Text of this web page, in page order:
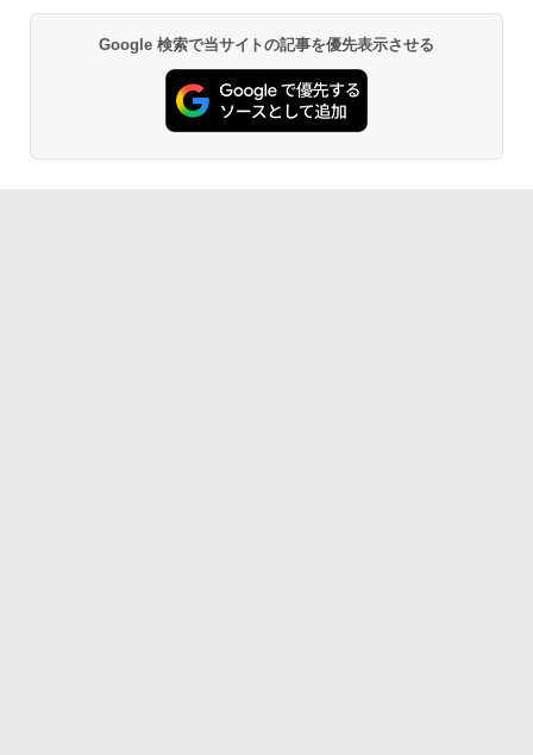
Google 検索で当サイトの記事を優先表示させる